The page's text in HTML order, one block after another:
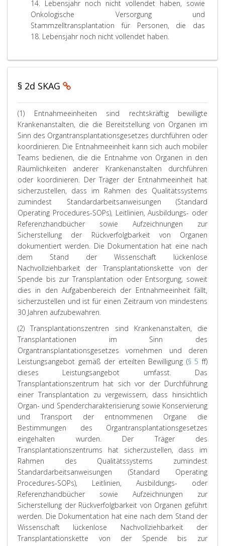
e
r
e
i
h
n
c
a
ß
g
a
b
e
d
e
P
a
r
a
g
r
a
p
h
2
7
A
b
s
a
z
2
,
d
i
e
e
e
r
z
i
t
i
g
e
n
n
d
u
e
n
c
h
o
s
o
m
a
t
i
k
m
i
t
m
i
n
d
e
s
n
1
2
B
t
t
e
n
A
u
f
d
i
e
s
e
B
Ö
S
G
n
s
e
ß
i
c
h
A
k
u
t
l
v
r
o
u
g
w
h
r
e
n
d
r
Ö
f
u
n
g
r
d
e
o
l
g
e
d
e
V
a
u
s
s
e
t
z
u
g
e
n
a
n
d
o
r
t
b
e
r
g
r
e
f
e
n
d
e
ü
h
r
w
e
d
d
i
e
O
g
a
t
i
o
n
s
e
i
n
h
t
j
e
d
e
n
f
a
s
a
h
n
K
r
i
e
r
i
e
n
e
m
ä
ß
n
n
d
t
s
p
r
e
c
h
e
n
S
t
a
n
d
o
r
n
t
h
e
n
r
a
n
i
i
o
n
e
n
n
s
e
n
-
S
t
a
n
d
o
r
s
u
n
d
d
i
e
n
a
h
b
s
a
t
e
i
n
b
i
3
e
g
e
r
w
n
.
14. Lebensjahr noch nicht vollendet haben, sowie
Onkologische Versorgung und
Stammzelltransplantation für Personen, die das
18. Lebensjahr noch nicht vollendet haben.
§ 2d SKAG
(1) Entnahmeeinheiten sind rechtskräftig bewilligte
Krankenanstalten, die die Bereitstellung von Organen im
Sinn des Organtransplantationsgesetzes durchführen oder
koordinieren. Die Entnahmeeinheit kann sich auch mobiler
Teams bedienen, die die Entnahme von Organen in den
Räumlichkeiten anderer Krankenanstalten durchführen
oder koordinieren. Der Träger der Entnahmeeinheit hat
sicherzustellen, dass im Rahmen des Qualitätssystems
zumindest Standardarbeitsanweisungen (Standard
Operating Procedures-SOPs), Leitlinien, Ausbildungs- oder
Referenzhandbücher sowie Aufzeichnungen zur
Sicherstellung der Rückverfolgbarkeit von Organen
dokumentiert werden. Die Dokumentation hat eine nach
dem Stand der Wissenschaft lückenlose
Nachvollziehbarkeit der Transplantationskette von der
Spende bis zur Transplantation oder Entsorgung, soweit
dies in den Aufgabenbereich der Entnahmeeinheit fällt,
sicherzustellen und ist für einen Zeitraum von mindestens
30 Jahren aufzubewahren.
(2) Transplantationszentren sind Krankenanstalten, die
Transplantationen im Sinn des
Organtransplantationsgesetzes vornehmen und deren
Leistungsangebot gemäß der erteilten Bewilligung (§ 5 ff)
dieses Leistungsangebot umfasst. Das
Transplantationszentrum hat sich vor der Durchführung
einer Transplantation zu vergewissern, dass hinsichtlich
Organ- und Spendercharakterisierung sowie Konservierung
und Transport der entnommenen Organe die
Bestimmungen des Organtransplantationsgesetzes
eingehalten wurden. Der Träger des
Transplantationszentrums hat sicherzustellen, dass im
Rahmen des Qualitätssystems zumindest
Standardarbeitsanweisungen (Standard Operating
Procedures-SOPs), Leitlinien, Ausbildungs- oder
Referenzhandbücher sowie Aufzeichnungen zur
Sicherstellung der Rückverfolgbarkeit von Organen geführt
werden. Die Dokumentation hat eine nach dem Stand der
Wissenschaft lückenlose Nachvollziehbarkeit der
Transplantationskette von der Spende bis zur